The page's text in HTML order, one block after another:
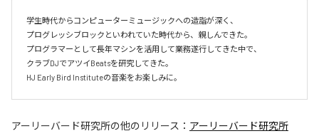
学生時代からコンピューターミュージックへの造詣が深く、
プログレッシブロックといわれていた時代から、親しんできた。
プログラマーとして長年マシンを活用して業務遂行してきた中で、
クラブDJでアツイBeatsを研究してきた。
HJ Early Bird Instituteの音楽をお楽しみに。
アーリーバード研究所の他のリリース： アーリーバード研究所